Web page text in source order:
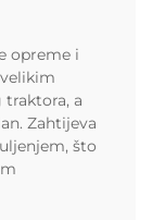
opreme i
a
Zahtijeva
što